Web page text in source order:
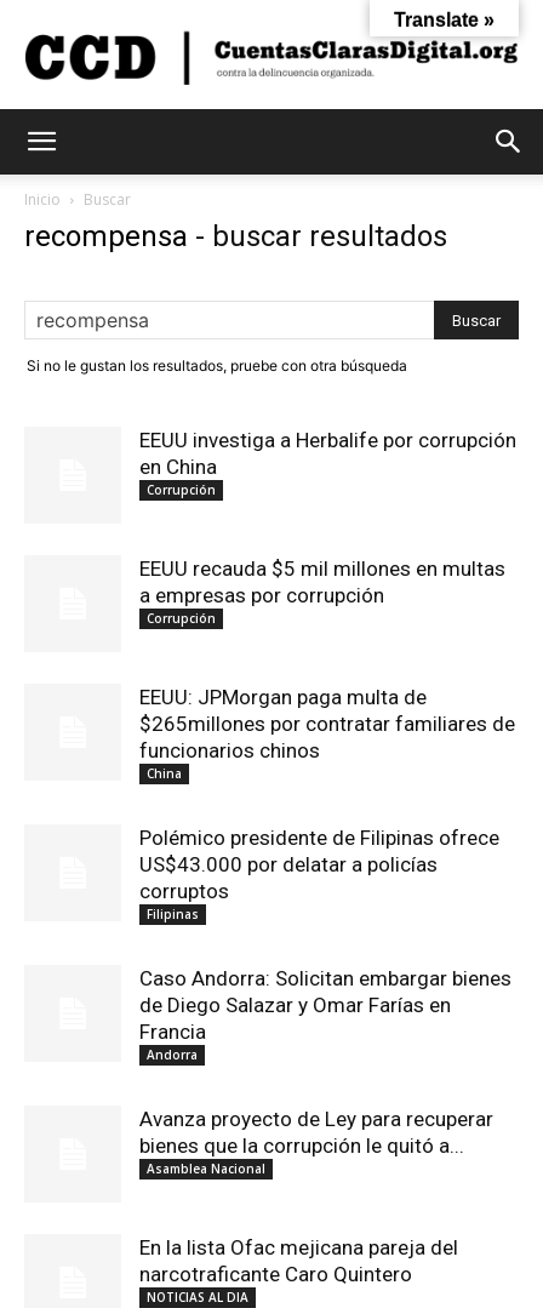
Inicio Buscar
recompensa - buscar resultados
Si no le gustan los resultados, pruebe con otra búsqueda
EEUU investiga a Herbalife por corrupción
en China
Corrupción
EEUU recauda $5 mil millones en multas
a empresas por corrupción
Corrupción
EEUU: JPMorgan paga multa de
$265millones por contratar familiares de
funcionarios chinos
China
Polémico presidente de Filipinas ofrece
US$43.000 por delatar a policías
corruptos
Filipinas
Caso Andorra: Solicitan embargar bienes
de Diego Salazar y Omar Farías en
Francia
Andorra
Avanza proyecto de Ley para recuperar
bienes que la corrupción le quitó a...
Asamblea Nacional
En la lista Ofac mejicana pareja del
narcotraficante Caro Quintero
NOTICIAS AL DIA
Translate »